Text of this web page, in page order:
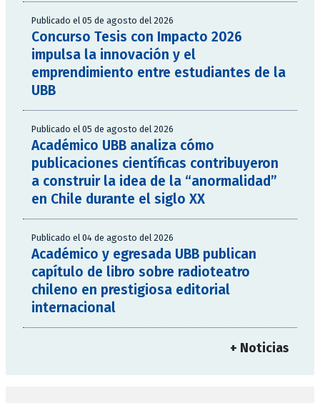
Publicado el 05 de agosto del 2026
Concurso Tesis con Impacto 2026
impulsa la innovación y el
emprendimiento entre estudiantes de la
UBB
Publicado el 05 de agosto del 2026
Académico UBB analiza cómo
publicaciones científicas contribuyeron
a construir la idea de la “anormalidad”
en Chile durante el siglo XX
Publicado el 04 de agosto del 2026
Académico y egresada UBB publican
capítulo de libro sobre radioteatro
chileno en prestigiosa editorial
internacional
+ Noticias